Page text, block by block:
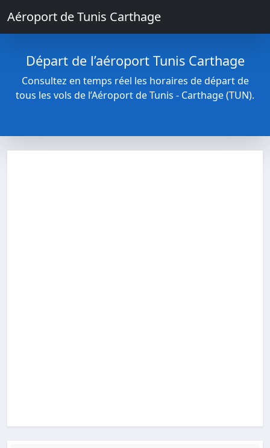
Aéroport de Tunis Carthage
Départ de l’aéroport Tunis Carthage
Consultez en temps réel les horaires de départ de
tous les vols de l’Aéroport de Tunis - Carthage (TUN).